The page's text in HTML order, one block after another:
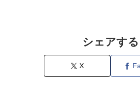
シェアする
X